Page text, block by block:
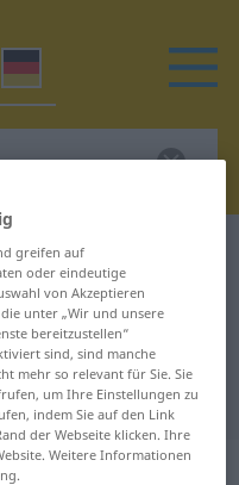
taxovat
Übersetzung
greifen auf
oder eindeutige
von Akzeptieren
unter „Wir und unsere
bereitzustellen“
sind, sind manche
mehr so relevant für Sie. Sie
um Ihre Einstellungen zu
indem Sie auf den Link
der Webseite klicken. Ihre
Weitere Informationen